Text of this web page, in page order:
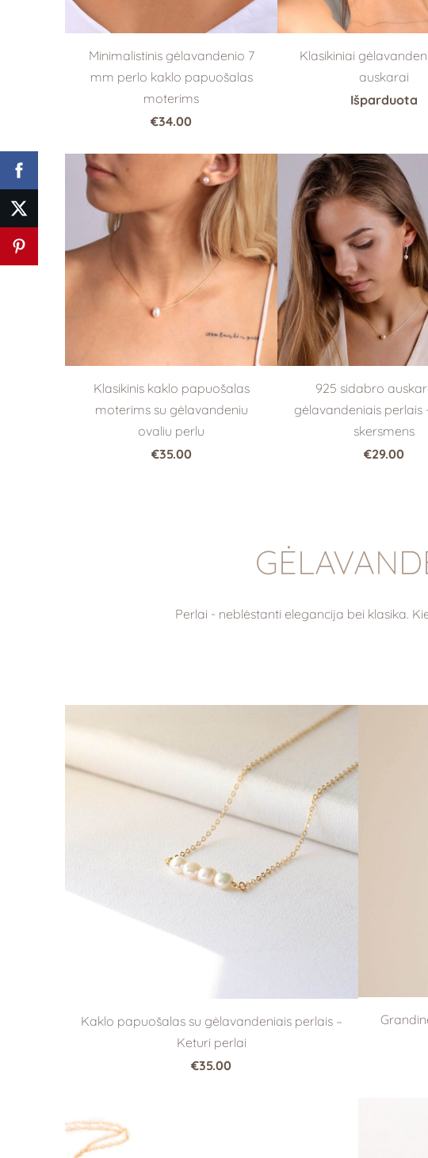
Minimalistinis gėlavandenio 7
mm perlo kaklo papuošalas
moterims
€34.00
Klasikiniai
auskarai
Išparduota
Klasikinis kaklo papuošalas
moterims su gėlavandeniu
ovaliu perlu
€35.00
925 sidabro
gėlavandeniais perlais
skersmens
€29.00
Perlai - neblėstanti elegancija bei klasika.
Kaklo papuošalas su gėlavandeniais perlais –
Keturi perlai
€35.00